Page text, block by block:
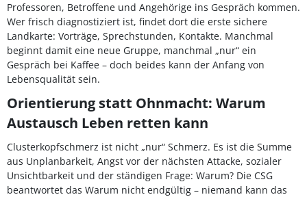
Professoren, Betroffene und Angehörige ins Gespräch kommen.
Wer frisch diagnostiziert ist, findet dort die erste sichere
Landkarte: Vorträge, Sprechstunden, Kontakte. Manchmal
beginnt damit eine neue Gruppe, manchmal „nur“ ein
Gespräch bei Kaffee – doch beides kann der Anfang von
Lebensqualität sein.
Orientierung statt Ohnmacht: Warum
Austausch Leben retten kann
Clusterkopfschmerz ist nicht „nur“ Schmerz. Es ist die Summe
aus Unplanbarkeit, Angst vor der nächsten Attacke, sozialer
Unsichtbarkeit und der ständigen Frage: Warum? Die CSG
beantwortet das Warum nicht endgültig – niemand kann das